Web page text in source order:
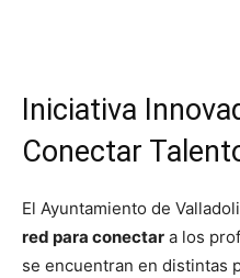
Iniciativa
Conectar
El Ayuntamiento de
red para conectar a los
se encuentran en distintas